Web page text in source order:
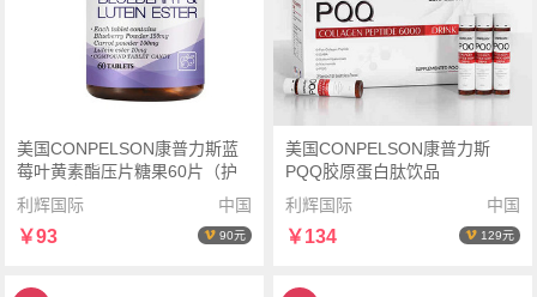
美国CONPELSON康普力斯蓝
莓叶黄素酯压片糖果60片（护
眼视力疲劳）
利辉国际 中国
￥93 90元
美国CONPELSON康普力斯
PQQ胶原蛋白肽饮品
250ml(25ml*10支/盒)（抗氧
化）
利辉国际 中国
￥134 129元